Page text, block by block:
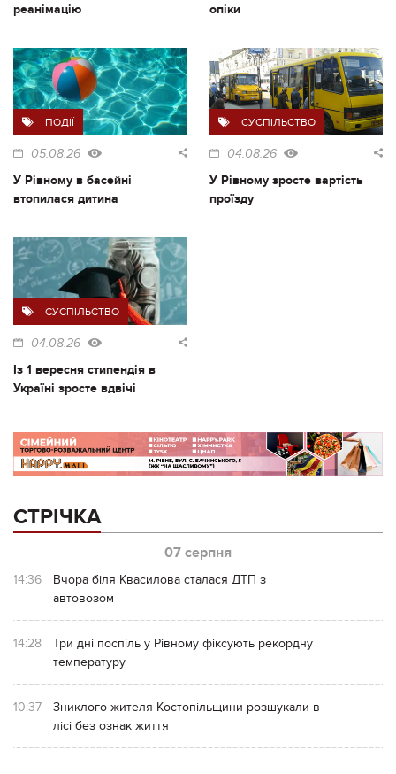
реанімацію
опіки
ПОДІЇ
05.08.26
У Рівному в басейні
втопилася дитина
СУСПІЛЬСТВО
04.08.26
У Рівному зросте вартість
проїзду
СУСПІЛЬСТВО
04.08.26
Із 1 вересня стипендія в
Україні зросте вдвічі
СТРІЧКА
07 серпня
14:36
Вчора біля Квасилова сталася ДТП з
автовозом
14:28
Три дні поспіль у Рівному фіксують рекордну
температуру
10:37
Зниклого жителя Костопільщини розшукали в
лісі без ознак життя